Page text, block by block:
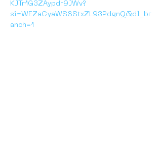
KJTr1G3ZAypdr9JWv?
si=WEZaCyaWS8StxZL93PdgnQ&dl_br
anch=1